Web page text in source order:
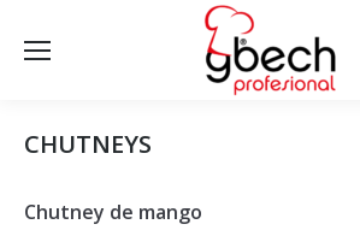
CHUTNEYS
Chutney de mango